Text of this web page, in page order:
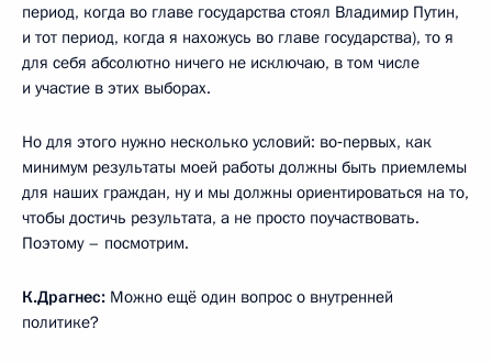
период, когда во главе государства стоял Владимир Путин,
и тот период, когда я нахожусь во главе государства), то я
для себя абсолютно ничего не исключаю, в том числе
и участие в этих выборах.
Но для этого нужно несколько условий: во‑первых, как
минимум результаты моей работы должны быть приемлемы
для наших граждан, ну и мы должны ориентироваться на то,
чтобы достичь результата, а не просто поучаствовать.
Поэтому – посмотрим.
К.Драгнес: Можно ещё один вопрос о внутренней
политике?